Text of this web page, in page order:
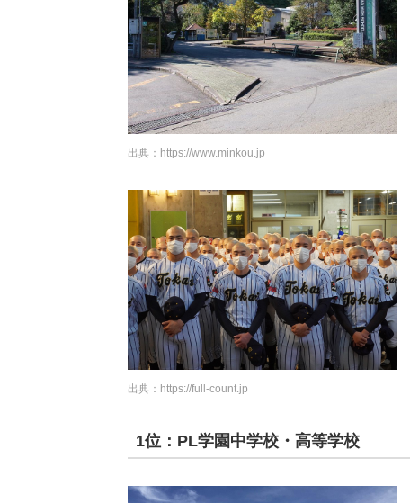
出典： https://www.minkou.jp
出典： https://full-count.jp
1位：PL学園中学校・高等学校